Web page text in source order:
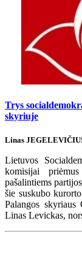
Trys
skyriuje
Linas
Lietuvos
komisijai
pašalintiems
šie suskubo
Palangos
Linas Levickas,